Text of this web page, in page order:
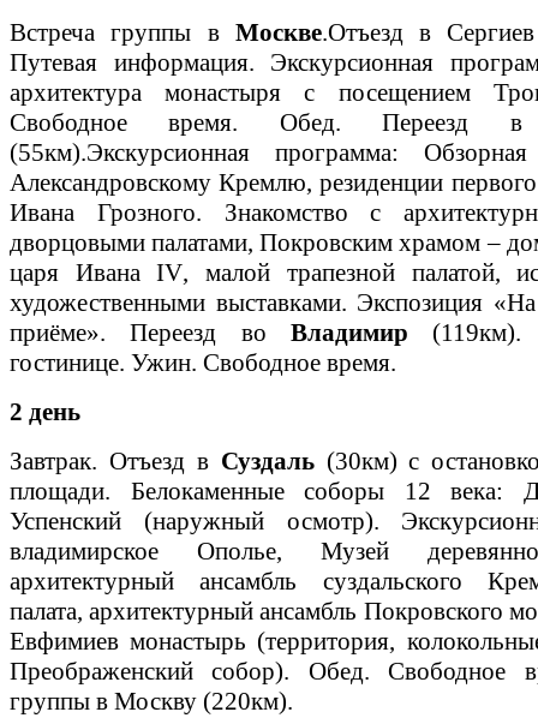
Встреча группы в Москве.Отъезд в
Путевая информация. Экскурсионная
архитектура монастыря с посещением
Свободное время. Обед.
(55км).Экскурсионная программа:
Александровскому Кремлю, резиденции
Ивана Грозного. Знакомство с
дворцовыми палатами, Покровским храмом –
царя ИванаIV, малой трапезной палатой,
художественными выставками. Экспозиция
приёме». Переезд во Владимир (119км).
гостинице. Ужин. Свободное время.
2 день
Завтрак. Отъезд в Суздаль(30км)с
площади. Белокаменные соборы 12 века:
Успенский (наружный осмотр).
владимирское Ополье, Музей
архитектурный ансамбль суздальского
палата, архитектурный ансамбль Покровского
Евфимиев монастырь (территория,
Преображенский собор). Обед. Свободное
группы в Москву (220км).